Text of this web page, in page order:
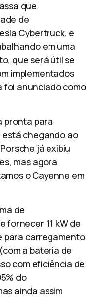
que
de
Cybertruck, e
em uma
que será útil se
implementados
foi anunciado como
pronta para
chegando ao
já exibiu
mas agora
o Cayenne em
de
fornecer 11 kW de
para carregamento
a bateria de
com eficiência de
do
ainda assim